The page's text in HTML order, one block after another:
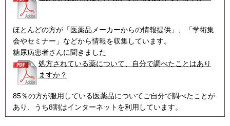
血糖トレンド
グリコアルブミン
1型ライフ
ほとんどの方が「医薬品メーカーからの情報提供」、「学術集
会やセミナー」などから情報を収集しています。
糖尿病患者さんに聞きました
処方されている薬について、自分で調べたことはあり
ますか？
85％の方が服用している医薬品についてご自分で調べたことが
あり、うち8割はインターネットを利用しています。